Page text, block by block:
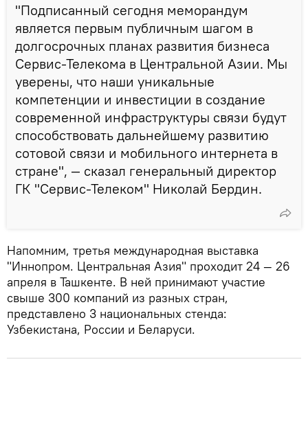
"Подписанный сегодня меморандум
является первым публичным шагом в
долгосрочных планах развития бизнеса
Сервис-Телекома в Центральной Азии. Мы
уверены, что наши уникальные
компетенции и инвестиции в создание
современной инфраструктуры связи будут
способствовать дальнейшему развитию
сотовой связи и мобильного интернета в
стране", — сказал генеральный директор
ГК "Сервис-Телеком" Николай Бердин.
Напомним, третья международная выставка
"Иннопром. Центральная Азия" проходит 24 — 26
апреля в Ташкенте. В ней принимают участие
свыше 300 компаний из разных стран,
представлено 3 национальных стенда:
Узбекистана, России и Беларуси.